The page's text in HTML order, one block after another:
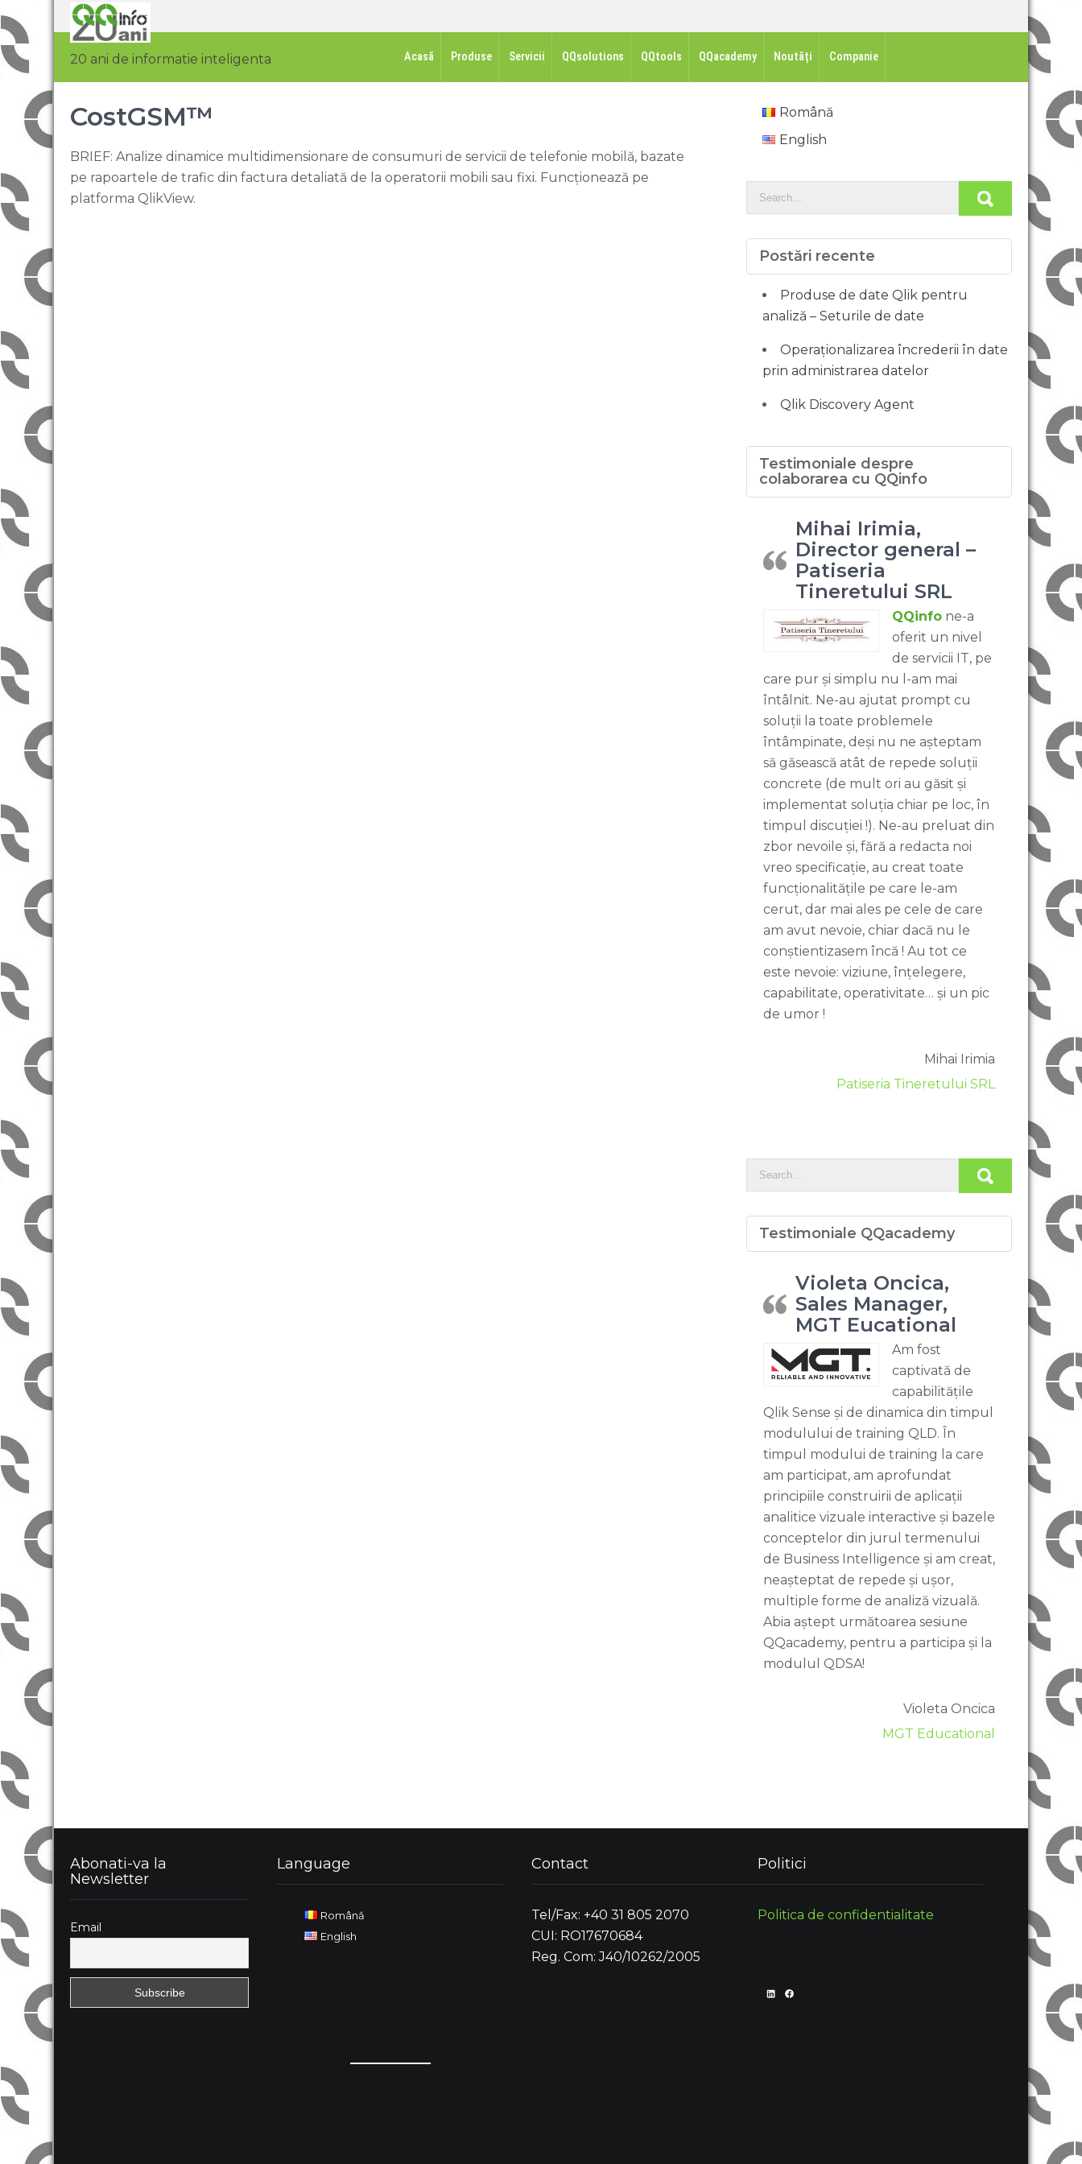
20 ani de informatie inteligenta Acasă Produse Servicii QQsolutions QQtools QQacademy Noutăți Companie
CostGSM™
BRIEF: Analize dinamice multidimensionare de consumuri de servicii de telefonie mobilă, bazate
pe rapoartele de trafic din factura detaliată de la operatorii mobili sau fixi. Funcţionează pe
platforma QlikView.
Română
English
Postări recente
Produse de date Qlik pentru
analiză – Seturile de date
Operaționalizarea încrederii în date
prin administrarea datelor
Qlik Discovery Agent
Testimoniale despre
colaborarea cu QQinfo
Mihai Irimia,
Director general –
Patiseria
Tineretului SRL
QQinfo ne-a
oferit un nivel
de servicii IT, pe
care pur și simplu nu l-am mai
întâlnit. Ne-au ajutat prompt cu
soluții la toate problemele
întâmpinate, deși nu ne așteptam
să găsească atât de repede soluții
concrete (de mult ori au găsit și
implementat soluția chiar pe loc, în
timpul discuției !). Ne-au preluat din
zbor nevoile și, fără a redacta noi
vreo specificație, au creat toate
funcționalitățile pe care le-am
cerut, dar mai ales pe cele de care
am avut nevoie, chiar dacă nu le
conștientizasem încă ! Au tot ce
este nevoie: viziune, înțelegere,
capabilitate, operativitate… și un pic
de umor !
Mihai Irimia
Patiseria Tineretului SRL
Testimoniale QQacademy
Violeta Oncica,
Sales Manager,
MGT Eucational
Am fost
captivată de
capabilitățile
Qlik Sense și de dinamica din timpul
modulului de training QLD. În
timpul modului de training la care
am participat, am aprofundat
principiile construirii de aplicații
analitice vizuale interactive și bazele
conceptelor din jurul termenului
de Business Intelligence și am creat,
neașteptat de repede și ușor,
multiple forme de analiză vizuală.
Abia aștept următoarea sesiune
QQacademy, pentru a participa și la
modulul QDSA!
Violeta Oncica
MGT Educational
Abonati-va la
Newsletter
Email
Language
Română
English
Contact
Tel/Fax: +40 31 805 2070
CUI: RO17670684
Reg. Com: J40/10262/2005
Politici
Politica de confidentialitate